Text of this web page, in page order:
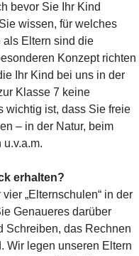
bevor Sie Ihr Kind
wissen, für welches
als Eltern sind die
Konzept richten
Ihr Kind bei uns in der
Klasse 7 keine
wichtig ist, dass Sie freie
– in der Natur, beim
erhalten?
„Elternschulen“ in der
Genaueres darüber
Schreiben, das Rechnen
Wir legen unseren Eltern